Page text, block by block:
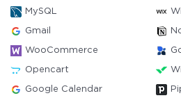
MySQL
Gmail
WooCommerce
Opencart
Google Calendar